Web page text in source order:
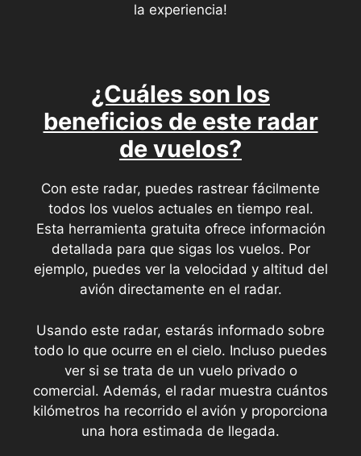
la experiencia!
¿Cuáles son los
beneficios de este radar
de vuelos?
Con este radar, puedes rastrear fácilmente
todos los vuelos actuales en tiempo real.
Esta herramienta gratuita ofrece información
detallada para que sigas los vuelos. Por
ejemplo, puedes ver la velocidad y altitud del
avión directamente en el radar.
Usando este radar, estarás informado sobre
todo lo que ocurre en el cielo. Incluso puedes
ver si se trata de un vuelo privado o
comercial. Además, el radar muestra cuántos
kilómetros ha recorrido el avión y proporciona
una hora estimada de llegada.